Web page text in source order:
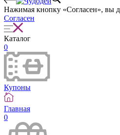
Нажимая кнопку «Согласен», вы
Согласен
Каталог
0
Купоны
Главная
0